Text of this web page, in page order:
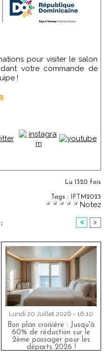
votre commande de
!
Lu 1320 fois
Tags : IFTM2025
Notez
< >
Lundi 20 Juillet 2026 - 16:10
Bon plan croisière : Jusqu'à
60% de réduction sur le
2ème passager pour les
départs 2026 !